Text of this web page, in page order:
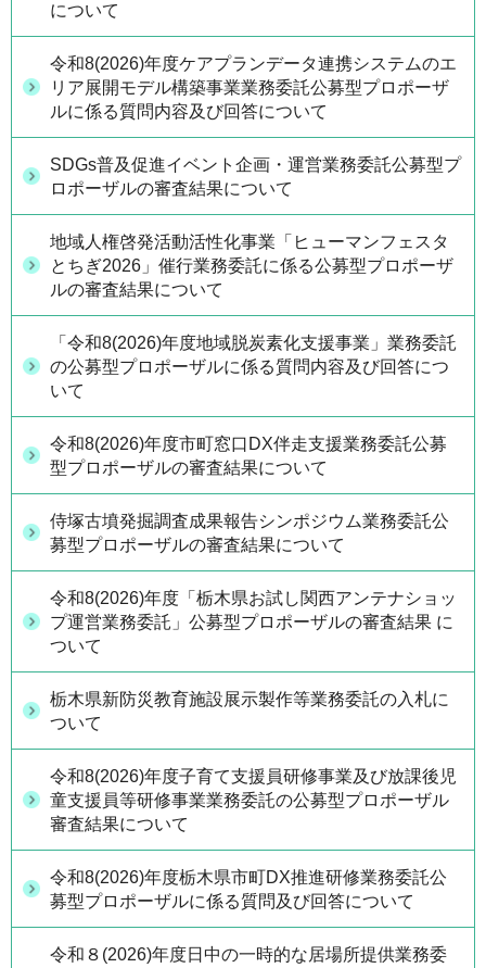
について
令和8(2026)年度ケアプランデータ連携システムのエ
リア展開モデル構築事業業務委託公募型プロポーザ
ルに係る質問内容及び回答について
SDGs普及促進イベント企画・運営業務委託公募型プ
ロポーザルの審査結果について
地域人権啓発活動活性化事業「ヒューマンフェスタ
とちぎ2026」催行業務委託に係る公募型プロポーザ
ルの審査結果について
「令和8(2026)年度地域脱炭素化支援事業」業務委託
の公募型プロポーザルに係る質問内容及び回答につ
いて
令和8(2026)年度市町窓口DX伴走支援業務委託公募
型プロポーザルの審査結果について
侍塚古墳発掘調査成果報告シンポジウム業務委託公
募型プロポーザルの審査結果について
令和8(2026)年度「栃木県お試し関西アンテナショッ
プ運営業務委託」公募型プロポーザルの審査結果 に
ついて
栃木県新防災教育施設展示製作等業務委託の入札に
ついて
令和8(2026)年度子育て支援員研修事業及び放課後児
童支援員等研修事業業務委託の公募型プロポーザル
審査結果について
令和8(2026)年度栃木県市町DX推進研修業務委託公
募型プロポーザルに係る質問及び回答について
令和８(2026)年度日中の一時的な居場所提供業務委